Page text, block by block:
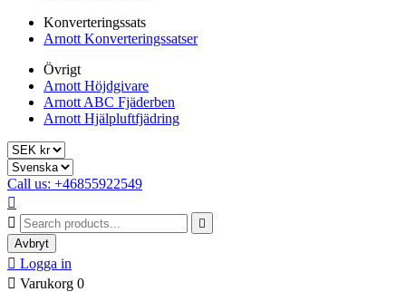
Konverteringssats
Arnott Konverteringssatser
Övrigt
Arnott Höjdgivare
Arnott ABC Fjäderben
Arnott Hjälpluftfjädring
Call us: +46855922549



Avbryt
 Logga in
 Varukorg 0